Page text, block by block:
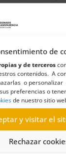
de
y de terceros
contenidos. A
o
preferencias o
de nuestro sitio
y visitar el
Rechazar